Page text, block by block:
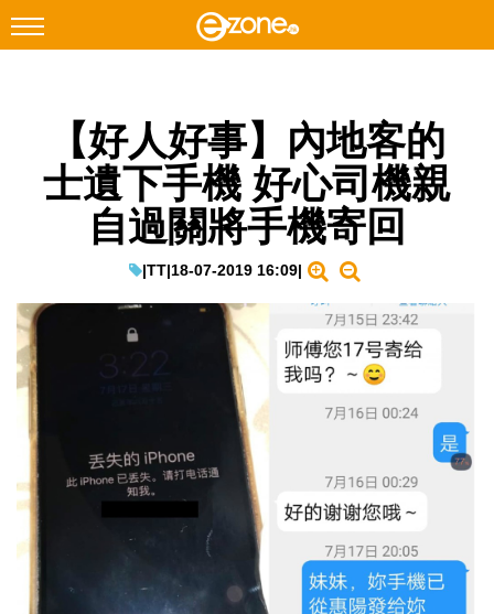
Facebook Instagram
科技焦點
教學評測
EduTech
IT Times
生成式AI與雲端應用
Enterprise Digital Transformation
特集
【好人好事】內地客的
士遺下手機 好心司機親
自過關將手機寄回
|TT|18-07-2019 16:09|